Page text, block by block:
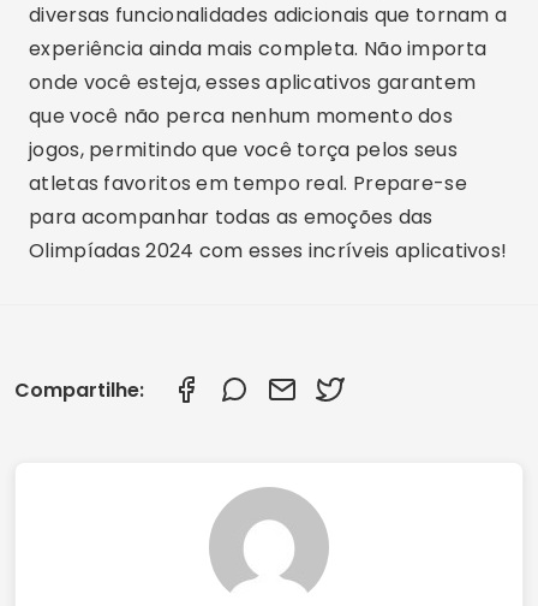
diversas funcionalidades adicionais que tornam a
experiência ainda mais completa. Não importa
onde você esteja, esses aplicativos garantem
que você não perca nenhum momento dos
jogos, permitindo que você torça pelos seus
atletas favoritos em tempo real. Prepare-se
para acompanhar todas as emoções das
Olimpíadas 2024 com esses incríveis aplicativos!
Compartilhe: